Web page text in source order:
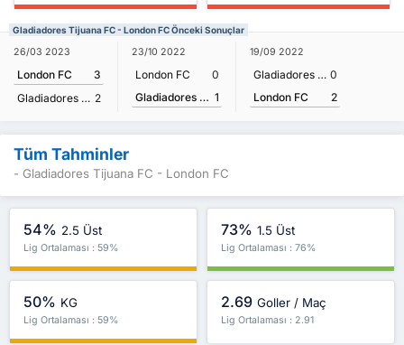
Gladiadores Tijuana FC - London FC Önceki Sonuçlar
26/03 2023
London FC
3
Gladiadores Tijuana FC 2
23/10 2022
London FC
0
Gladiadores Tijuana FC 1
19/09 2022
Gladiadores Tijuana FC 0
London FC
2
Tüm Tahminler
- Gladiadores Tijuana FC - London FC
54% 2.5 Üst
Lig Ortalaması : 59%
73% 1.5 Üst
Lig Ortalaması : 76%
50% KG
Lig Ortalaması : 59%
2.69 Goller / Maç
Lig Ortalaması : 2.91